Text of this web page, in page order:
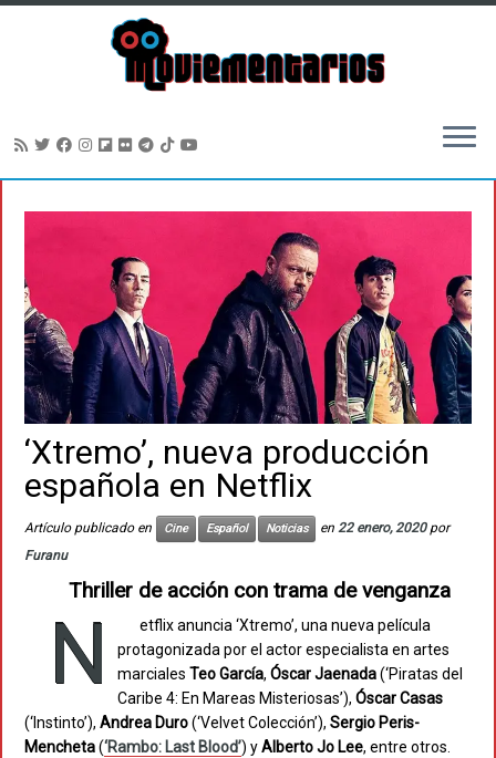
‘Xtremo’, nueva producción
española en Netflix
Artículo publicado en Cine Español Noticias en 22 enero, 2020 por
Furanu
Thriller de acción con trama de venganza
N
etflix anuncia ‘Xtremo’, una nueva película
protagonizada por el actor especialista en artes
marciales Teo García, Óscar Jaenada(‘Piratas del
Caribe 4: En Mareas Misteriosas’), Óscar Casas
(‘Instinto’), Andrea Duro(‘Velvet Colección’), Sergio Peris-
Mencheta(‘Rambo: Last Blood’) yAlberto Jo Lee, entre otros.